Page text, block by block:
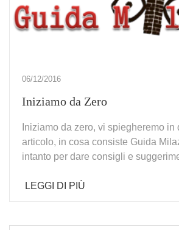
06/12/2016
Iniziamo da Zero
Iniziamo da zero, vi spiegheremo in
articolo, in cosa consiste Guida
intanto per dare consigli e
LEGGI DI PIÙ